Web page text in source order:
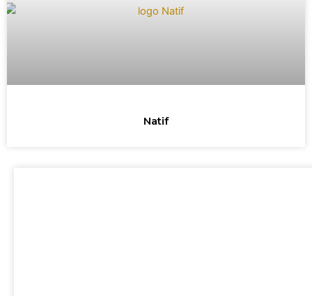
Natif